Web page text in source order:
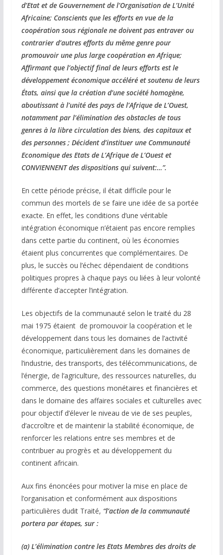
d’Etat et de Gouvernement de l’Organisation de L’Unité
Africaine; Conscients que les efforts en vue de la
coopération sous régionale ne doivent pas entraver ou
contrarier d’autres efforts du même genre pour
promouvoir une plus large coopération en Afrique;
Affirmant que l’objectif final de leurs efforts est le
développement économique accéléré et soutenu de leurs
États, ainsi que la création d’une société homogène,
aboutissant à l’unité des pays de l’Afrique de L’Ouest,
notamment par l’élimination des obstacles de tous
genres à la libre circulation des biens, des capitaux et
des personnes ; Décident d’instituer une Communauté
Economique des Etats de L’Afrique de L’Ouest et
CONVIENNENT des dispositions qui suivent:…”.
En cette période précise, il était difficile pour le
commun des mortels de se faire une idée de sa portée
exacte. En effet, les conditions d’une véritable
intégration économique n’étaient pas encore remplies
dans cette partie du continent, où les économies
étaient plus concurrentes que complémentaires. De
plus, le succès ou l’échec dépendaient de conditions
politiques propres à chaque pays ou liées à leur volonté
différente d’accepter l’intégration.
Les objectifs de la communauté selon le traité du 28
mai 1975 étaient de promouvoir la coopération et le
développement dans tous les domaines de l’activité
économique, particulièrement dans les domaines de
l’industrie, des transports, des télécommunications, de
l’énergie, de l’agriculture, des ressources naturelles, du
commerce, des questions monétaires et financières et
dans le domaine des affaires sociales et culturelles avec
pour objectif d’élever le niveau de vie de ses peuples,
d’accroître et de maintenir la stabilité économique, de
renforcer les relations entre ses membres et de
contribuer au progrès et au développement du
continent africain.
Aux fins énoncées pour motiver la mise en place de
l’organisation et conformément aux dispositions
particulières dudit Traité, “l’action de la communauté
portera par étapes, sur :
(a) L’élimination contre les Etats Membres des droits de